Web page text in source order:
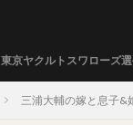
東京ヤクルトスワローズ
三浦大輔の嫁と息子&